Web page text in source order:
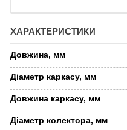
ХАРАКТЕРИСТИКИ
Довжина, мм
Діаметр каркасу, мм
Довжина каркасу, мм
Діаметр колектора, мм